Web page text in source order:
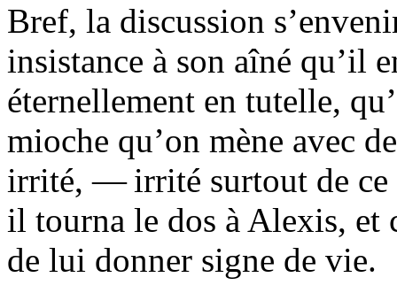
Bref, la discussion
insistance à son aîné qu’il
éternellement en tutelle,
mioche qu’on mène avec
irrité, — irrité surtout de ce
il tourna le dos à Alexis, et
de lui donner signe de vie.